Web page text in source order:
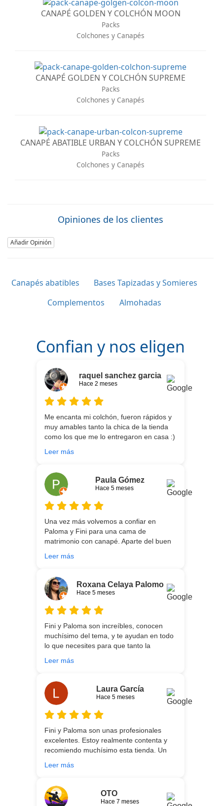
CANAPÉ GOLDEN Y COLCHÓN MOON
Packs
Colchones y Canapés
CANAPÉ GOLDEN Y COLCHÓN SUPREME
Packs
Colchones y Canapés
CANAPÉ ABATIBLE URBAN Y COLCHÓN SUPREME
Packs
Colchones y Canapés
Opiniones de los clientes
Añadir Opinión
Canapés abatibles
Bases Tapizadas y Somieres
Complementos
Almohadas
Confian y nos eligen
raquel sanchez garcia
Hace 2 meses
Me encanta mi colchón, fueron rápidos y
muy amables tanto la chica de la tienda
como los que me lo entregaron en casa :)
meses después:) son todos un encanto y
canapé, una entrega rapidísima y fácil
comunicación con los repartidores que lo
traen y montan :) encantada
Leer más
Paula Gómez
Hace 5 meses
Una vez más volvemos a confiar en
Paloma y Fini para una cama de
matrimonio con canapé. Aparte del buen
personalizando totalmente las
agradables y tan cercanas que la
experiencia es fantástica. Puntualizar
también que los chicos que nos trajeron y
montaron todo lo hicieron perfectamente,
perfectamente y a nuestro gusto, además
muy rápidos. Volveremos a contar con
ellos para futuras compras. Muchas
gracias!
Leer más
Roxana Celaya Palomo
Hace 5 meses
Fini y Paloma son increíbles, conocen
muchísimo del tema, y te ayudan en todo
lo que necesites para que tanto la
que estés necesitando sean los mejores.
trabajo impecable en el transporte y
montaje, unos chicos encantadores. Hace
5 años conocí la tienda, y vuelvo
encantada de contar con su asesoría y
equipo.
Leer más
Laura García
Hace 5 meses
Fini y Paloma son unas profesionales
excelentes. Estoy realmente contenta y
recomiendo muchísimo esta tienda. Un
entrega.
Leer más
OTO
Hace 7 meses